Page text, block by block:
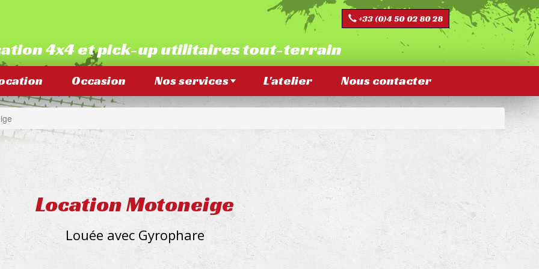
4x4 et pick-up utilitaires tout-terrain
+33 (0)4 50 02 80 28
Occasion Nos services L'atelier Nous contacter
LocationMotoneige
Louée avec Gyrophare